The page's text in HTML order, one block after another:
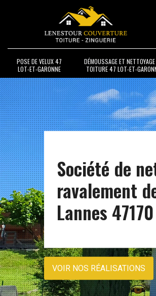
POSE DE VELUX 47
LOT-ET-GARONNE
DÉMOUSSAGE ET
TOITURE 47 LOT-ET-
Société de
ravalement
Lannes 47170
VOIR NOS RÉALISATIONS